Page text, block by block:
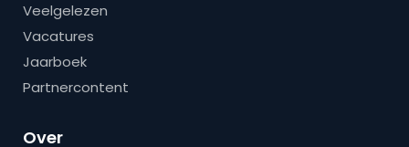
Veelgelezen
Vacatures
Jaarboek
Partnercontent
Over